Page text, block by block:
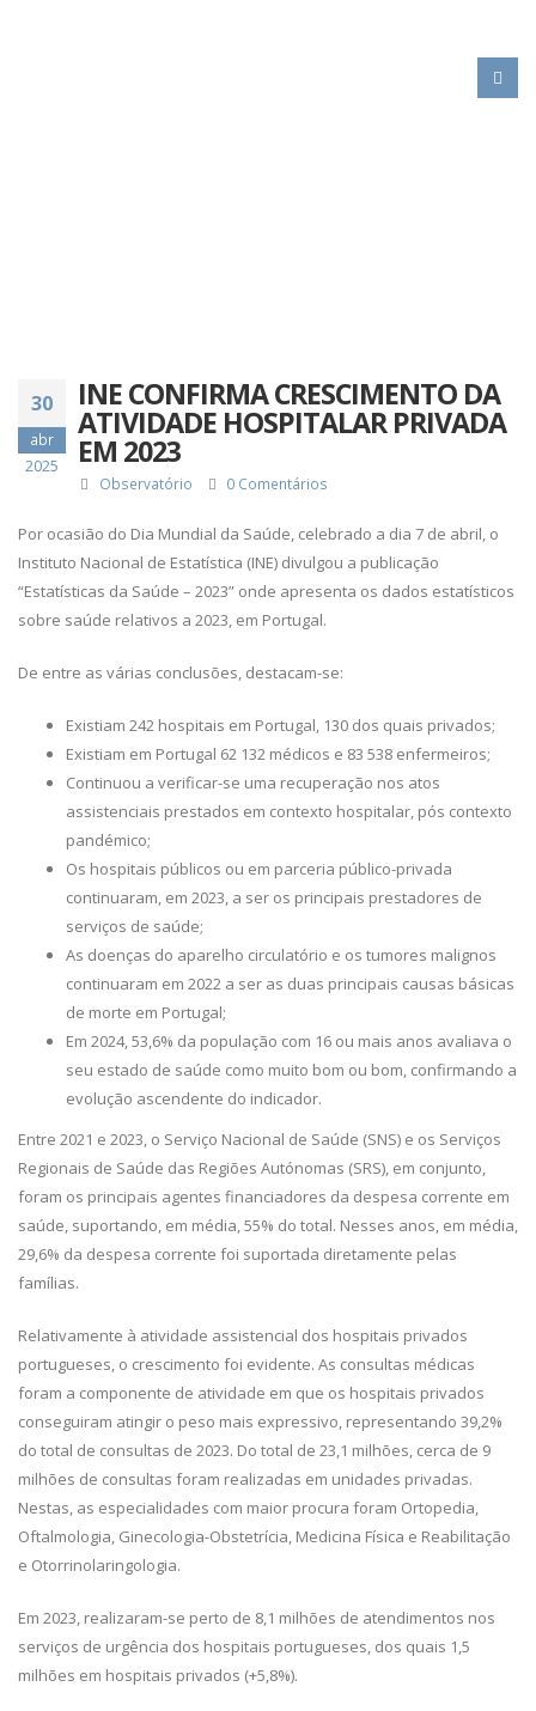
30
abr
2025
INE CONFIRMA CRESCIMENTO DA
ATIVIDADE HOSPITALAR PRIVADA
EM 2023
Observatório 0 Comentários
Por ocasião do Dia Mundial da Saúde, celebrado a dia 7 de abril, o
Instituto Nacional de Estatística (INE) divulgou a publicação
“Estatísticas da Saúde – 2023” onde apresenta os dados estatísticos
sobre saúde relativos a 2023, em Portugal.
De entre as várias conclusões, destacam-se:
Existiam 242 hospitais em Portugal, 130 dos quais privados;
Existiam em Portugal 62 132 médicos e 83 538 enfermeiros;
Continuou a verificar-se uma recuperação nos atos
assistenciais prestados em contexto hospitalar, pós contexto
pandémico;
Os hospitais públicos ou em parceria público-privada
continuaram, em 2023, a ser os principais prestadores de
serviços de saúde;
As doenças do aparelho circulatório e os tumores malignos
continuaram em 2022 a ser as duas principais causas básicas
de morte em Portugal;
Em 2024, 53,6% da população com 16 ou mais anos avaliava o
seu estado de saúde como muito bom ou bom, confirmando a
evolução ascendente do indicador.
Entre 2021 e 2023, o Serviço Nacional de Saúde (SNS) e os Serviços
Regionais de Saúde das Regiões Autónomas (SRS), em conjunto,
foram os principais agentes financiadores da despesa corrente em
saúde, suportando, em média, 55% do total. Nesses anos, em média,
29,6% da despesa corrente foi suportada diretamente pelas
famílias.
Relativamente à atividade assistencial dos hospitais privados
portugueses, o crescimento foi evidente. As consultas médicas
foram a componente de atividade em que os hospitais privados
conseguiram atingir o peso mais expressivo, representando 39,2%
do total de consultas de 2023. Do total de 23,1 milhões, cerca de 9
milhões de consultas foram realizadas em unidades privadas.
Nestas, as especialidades com maior procura foram Ortopedia,
Oftalmologia, Ginecologia-Obstetrícia, Medicina Física e Reabilitação
e Otorrinolaringologia.
Em 2023, realizaram-se perto de 8,1 milhões de atendimentos nos
serviços de urgência dos hospitais portugueses, dos quais 1,5
milhões em hospitais privados (+5,8%).